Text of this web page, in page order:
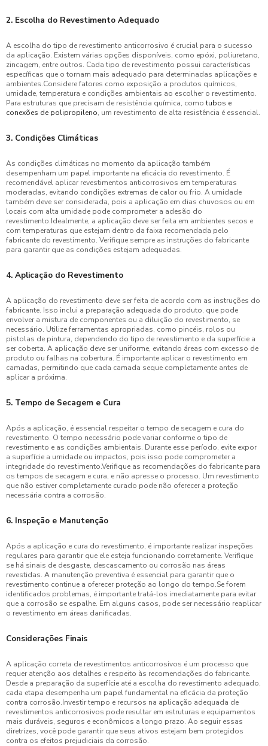
2. Escolha do Revestimento Adequado
A escolha do tipo de revestimento anticorrosivo é crucial para o sucesso
da aplicação. Existem várias opções disponíveis, como epóxi, poliuretano,
zincagem, entre outros. Cada tipo de revestimento possui características
específicas que o tornam mais adequado para determinadas aplicações e
ambientes.Considere fatores como exposição a produtos químicos,
umidade, temperatura e condições ambientais ao escolher o revestimento.
Para estruturas que precisam de resistência química, como tubos e
conexões de polipropileno, um revestimento de alta resistência é essencial.
3. Condições Climáticas
As condições climáticas no momento da aplicação também
desempenham um papel importante na eficácia do revestimento. É
recomendável aplicar revestimentos anticorrosivos em temperaturas
moderadas, evitando condições extremas de calor ou frio. A umidade
também deve ser considerada, pois a aplicação em dias chuvosos ou em
locais com alta umidade pode comprometer a adesão do
revestimento.Idealmente, a aplicação deve ser feita em ambientes secos e
com temperaturas que estejam dentro da faixa recomendada pelo
fabricante do revestimento. Verifique sempre as instruções do fabricante
para garantir que as condições estejam adequadas.
4. Aplicação do Revestimento
A aplicação do revestimento deve ser feita de acordo com as instruções do
fabricante. Isso inclui a preparação adequada do produto, que pode
envolver a mistura de componentes ou a diluição do revestimento, se
necessário. Utilize ferramentas apropriadas, como pincéis, rolos ou
pistolas de pintura, dependendo do tipo de revestimento e da superfície a
ser coberta. A aplicação deve ser uniforme, evitando áreas com excesso de
produto ou falhas na cobertura. É importante aplicar o revestimento em
camadas, permitindo que cada camada seque completamente antes de
aplicar a próxima.
5. Tempo de Secagem e Cura
Após a aplicação, é essencial respeitar o tempo de secagem e cura do
revestimento. O tempo necessário pode variar conforme o tipo de
revestimento e as condições ambientais. Durante esse período, evite expor
a superfície a umidade ou impactos, pois isso pode comprometer a
integridade do revestimento.Verifique as recomendações do fabricante para
os tempos de secagem e cura, e não apresse o processo. Um revestimento
que não estiver completamente curado pode não oferecer a proteção
necessária contra a corrosão.
6. Inspeção e Manutenção
Após a aplicação e cura do revestimento, é importante realizar inspeções
regulares para garantir que ele esteja funcionando corretamente. Verifique
se há sinais de desgaste, descascamento ou corrosão nas áreas
revestidas. A manutenção preventiva é essencial para garantir que o
revestimento continue a oferecer proteção ao longo do tempo.Se forem
identificados problemas, é importante tratá-los imediatamente para evitar
que a corrosão se espalhe. Em alguns casos, pode ser necessário reaplicar
o revestimento em áreas danificadas.
Considerações Finais
A aplicação correta de revestimentos anticorrosivos é um processo que
requer atenção aos detalhes e respeito às recomendações do fabricante.
Desde a preparação da superfície até a escolha do revestimento adequado,
cada etapa desempenha um papel fundamental na eficácia da proteção
contra corrosão.Investir tempo e recursos na aplicação adequada de
revestimentos anticorrosivos pode resultar em estruturas e equipamentos
mais duráveis, seguros e econômicos a longo prazo. Ao seguir essas
diretrizes, você pode garantir que seus ativos estejam bem protegidos
contra os efeitos prejudiciais da corrosão.